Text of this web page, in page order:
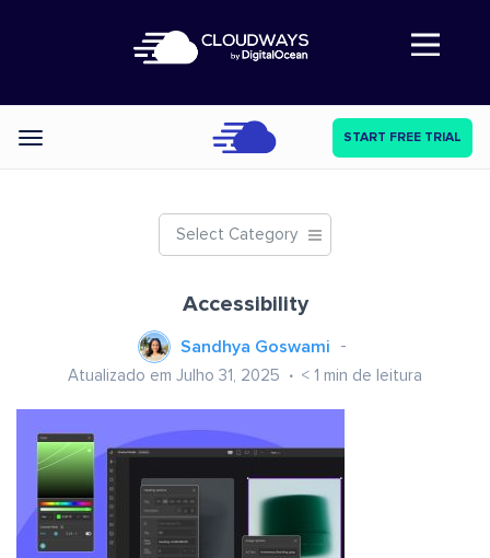
Abre a navegação
Categories START FREE TRIAL
Select Category
Accessibility
Sandhya Goswami
Atualizado em Julho 31, 2025 < 1 min de leitura